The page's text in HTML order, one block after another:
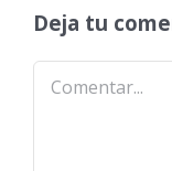
Deja tu
Comentar